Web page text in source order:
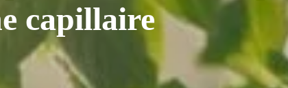
capillaire